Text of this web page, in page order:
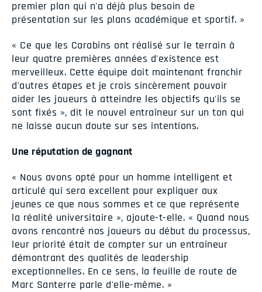
premier plan qui n'a déjà plus besoin de
présentation sur les plans académique et sportif. »
« Ce que les Carabins ont réalisé sur le terrain à
leur quatre premières années d'existence est
merveilleux. Cette équipe doit maintenant franchir
d'autres étapes et je crois sincèrement pouvoir
aider les joueurs à atteindre les objectifs qu'ils se
sont fixés », dit le nouvel entraîneur sur un ton qui
ne laisse aucun doute sur ses intentions.
Une réputation de gagnant
« Nous avons opté pour un homme intelligent et
articulé qui sera excellent pour expliquer aux
jeunes ce que nous sommes et ce que représente
la réalité universitaire », ajoute-t-elle. « Quand nous
avons rencontré nos joueurs au début du processus,
leur priorité était de compter sur un entraîneur
démontrant des qualités de leadership
exceptionnelles. En ce sens, la feuille de route de
Marc Santerre parle d'elle-même. »